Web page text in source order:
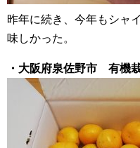
昨年に続き、今年もシャ
味しかった。
・大阪府泉佐野市 有機